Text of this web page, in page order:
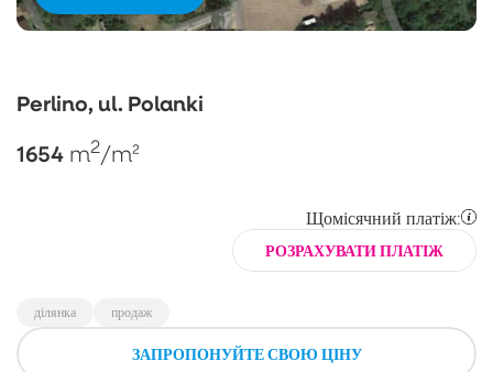
Perlino, ul. Polanki
1654 m2/m²
Щомісячний платіж:
РОЗРАХУВАТИ ПЛАТІЖ
ділянка продаж
ЗАПРОПОНУЙТЕ СВОЮ ЦІНУ